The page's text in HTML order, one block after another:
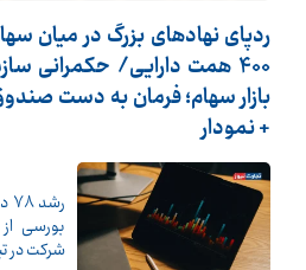
ردپای نهادهای بزرگ در میان
400 همت دارایی/ حکمرانی
بازار سهام؛ فرمان به دست
+ نمودار
شرکت در